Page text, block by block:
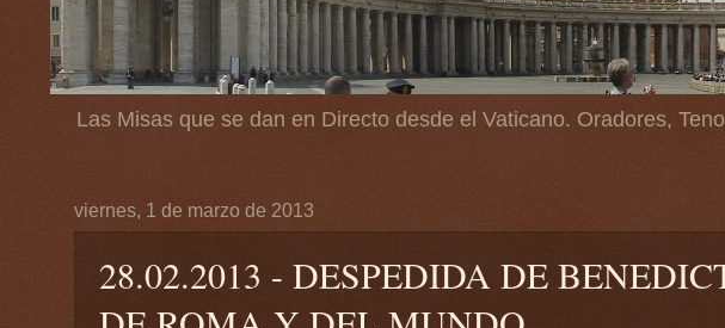
Las Misas que se dan en Directo desde el Vaticano. Oradores,
viernes, 1 de marzo de 2013
28.02.2013 - DESPEDIDA DE